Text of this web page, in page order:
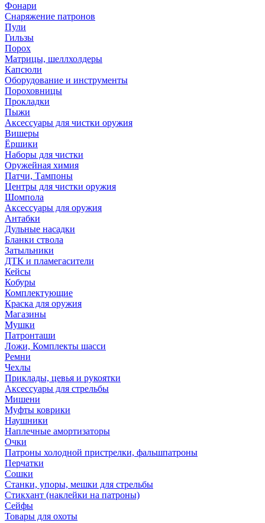
Фонари
Снаряжение патронов
Пули
Гильзы
Порох
Матрицы, шеллхолдеры
Капсюли
Оборудование и инструменты
Пороховницы
Прокладки
Пыжи
Аксессуары для чистки оружия
Вишеры
Ёршики
Наборы для чистки
Оружейная химия
Патчи, Тампоны
Центры для чистки оружия
Шомпола
Аксессуары для оружия
Антабки
Дульные насадки
Бланки ствола
Затыльники
ДТК и пламегасители
Кейсы
Кобуры
Комплектующие
Краска для оружия
Магазины
Мушки
Патронташи
Ложи, Комплекты шасси
Ремни
Чехлы
Приклады, цевья и рукоятки
Аксессуары для стрельбы
Мишени
Муфты коврики
Наушники
Наплечные амортизаторы
Очки
Патроны холодной пристрелки, фальшпатроны
Перчатки
Сошки
Станки, упоры, мешки для стрельбы
Стикхант (наклейки на патроны)
Сейфы
Товары для охоты